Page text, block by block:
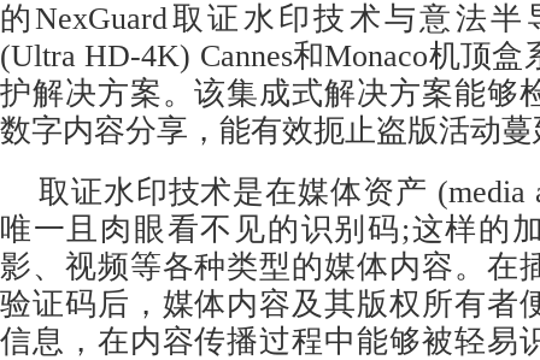
的NexGuard取证水印技术与意法
(Ultra HD-4K) Cannes和Monaco机顶
护解决方案。该集成式解决方案能够
数字内容分享，能有效扼止盗版活动
取证水印技术是在媒体资产 (media
唯一且肉眼看不见的识别码;这样的
影、视频等各种类型的媒体内容。在
验证码后，媒体内容及其版权所有者
信息，在内容传播过程中能够被轻易